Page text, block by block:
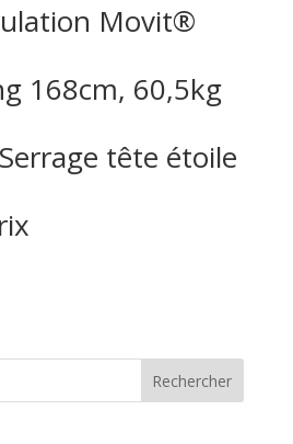
Movit®
168cm, 60,5kg
tête étoile